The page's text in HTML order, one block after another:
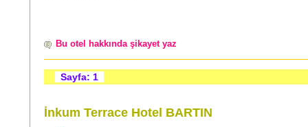
Bu otel hakkında şikayet yaz
Sayfa: 1
İnkum Terrace Hotel BARTIN